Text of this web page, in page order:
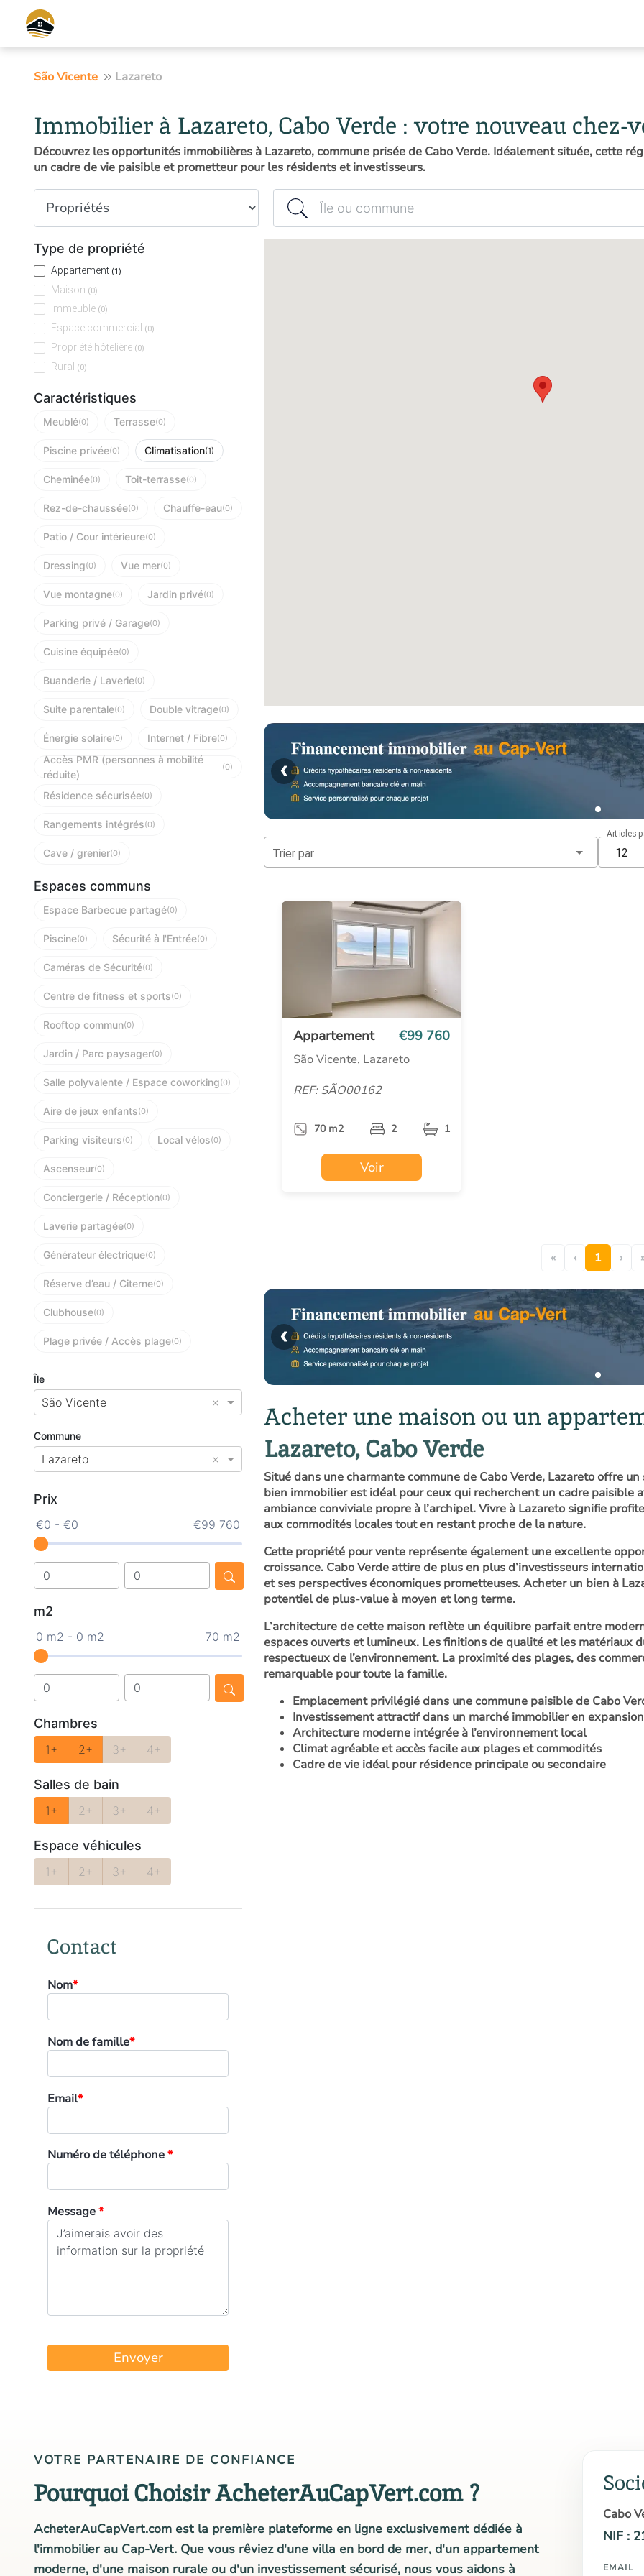
São Vicente Lazareto
Immobilier à Lazareto, Cabo Verde : votre nouveau chez-
Découvrez les opportunités immobilières à Lazareto, commune prisée de Cabo Verde. Idéalement située, cette
un cadre de vie paisible et prometteur pour les résidents et investisseurs.
Île ou commune
Type de propriété
Appartement (1)
Maison (0)
Immeuble (0)
Espace commercial (0)
Propriété hôtelière (0)
Rural (0)
Caractéristiques
Meublé(0) Terrasse(0)
Piscine privée(0) Climatisation(1)
Cheminée(0) Toit-terrasse(0)
Rez-de-chaussée(0) Chauffe-eau(0)
Patio / Cour intérieure(0)
Dressing(0) Vue mer(0)
Vue montagne(0) Jardin privé(0)
Parking privé / Garage(0)
Cuisine équipée(0)
Buanderie / Laverie(0)
Suite parentale(0) Double vitrage(0)
Énergie solaire(0) Internet / Fibre(0)
Accès PMR (personnes à mobilité
réduite)
(0)
Résidence sécurisée(0)
Rangements intégrés(0)
Cave / grenier(0)
Espaces communs
Espace Barbecue partagé(0)
Piscine(0) Sécurité à l'Entrée(0)
Caméras de Sécurité(0)
Centre de fitness et sports(0)
Rooftop commun(0)
Jardin / Parc paysager(0)
Salle polyvalente / Espace coworking(0)
Aire de jeux enfants(0)
Parking visiteurs(0) Local vélos(0)
Ascenseur(0)
Conciergerie / Réception(0)
Laverie partagée(0)
Générateur électrique(0)
Réserve d’eau / Citerne(0)
Clubhouse(0)
Plage privée / Accès plage(0)
Île
São Vicente ×
Commune
Lazareto ×
Prix
€99 760
€0 - €0
m2
70 m2
0 m2 - 0 m2
Chambres
1+ 2+ 3+ 4+
Salles de bain
1+ 2+ 3+ 4+
Espace véhicules
1+ 2+ 3+ 4+
Contact
Nom*
Nom de famille*
Email*
Numéro de téléphone*
Message*
Envoyer
‹
Trier par 12
Articles
Appartement €99 760
São Vicente, Lazareto
REF: SÃO00162
70 m2 2 1
Voir
« ‹ 1 ›
‹
Acheter une maison ou un
Lazareto, Cabo Verde
Situé dans une charmante commune de Cabo Verde, Lazareto offre
bien immobilier est idéal pour ceux qui recherchent un cadre paisible
ambiance conviviale propre à l’archipel. Vivre à Lazareto signifie
aux commodités locales tout en restant proche de la nature.
Cette propriété pour vente représente également une excellente
croissance. Cabo Verde attire de plus en plus d’investisseurs
et ses perspectives économiques prometteuses. Acheter un bien à
potentiel de plus-value à moyen et long terme.
L’architecture de cette maison reflète un équilibre parfait entre
espaces ouverts et lumineux. Les finitions de qualité et les
respectueux de l’environnement. La proximité des plages, des
remarquable pour toute la famille.
Emplacement privilégié dans une commune paisible de Cabo
Investissement attractif dans un marché immobilier en expansion
Architecture moderne intégrée à l’environnement local
Climat agréable et accès facile aux plages et commodités
Cadre de vie idéal pour résidence principale ou secondaire
VOTRE PARTENAIRE DE CONFIANCE
Pourquoi Choisir AcheterAuCapVert.com ?
AcheterAuCapVert.com est la première plateforme en ligne exclusivement dédiée à
l'immobilier au Cap-Vert. Que vous rêviez d'une villa en bord de mer, d'un appartement
moderne, d'une maison rurale ou d'un investissement sécurisé, nous vous aidons à
Cabo
NIF :
EMAIL